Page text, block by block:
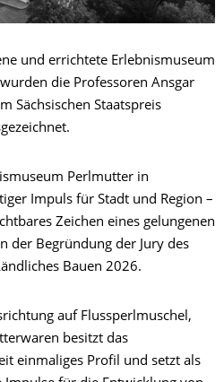
und errichtete Erlebnismuseum
die Professoren Ansgar
Sächsischen Staatspreis
Perlmutter in
Impuls für Stadt und Region –
Zeichen eines gelungenen
der Begründung der Jury des
Bauen 2026.
auf Flussperlmuschel,
besitzt das
einmaliges Profil und setzt als